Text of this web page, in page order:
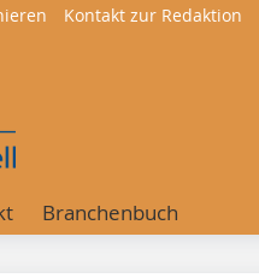
Kontakt zur Redaktion
Branchenbuch